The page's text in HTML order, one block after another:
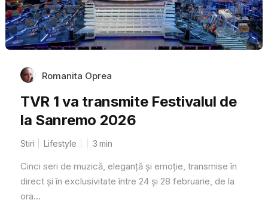
Romanita Oprea
TVR 1 va transmite Festivalul de
la Sanremo 2026
Stiri Lifestyle 3 min
Cinci seri de muzică, eleganță și emoție, transmise în
direct și în exclusivitate între 24 și 28 februarie, de la
ora...